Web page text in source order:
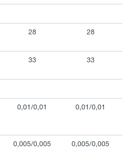
28 28
33 33
0,01/0,01 0,01/0,01
0,005/0,005 0,005/0,005